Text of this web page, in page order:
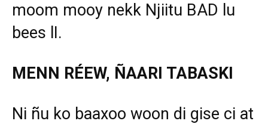
moom mooy nekk Njiitu BAD lu
bees lI.
MENN RÉEW, ÑAARI TABASKI
Ni ñu ko baaxoo woon di gise ci at